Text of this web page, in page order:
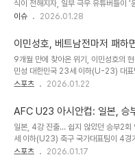
될 가능성을 보여줍니다. 예상치 못한
주인공인 응우옌 뚜안(19)은 친구들과
만, 하산 중 더위에 지쳐 일행과 떨어..
식이 전해지자, 일부 극우 유튜버들이 '
연관 짓는 음모론을 퍼뜨리고 있습니다.
라는 허황된 의혹을 제기하며, 고인의
으로 삼고 있습니다. 이러한 '패륜적
으로 악용되고 있으며, 마땅한 제재 방
대두되고 있습니다. '부정선거' 연루설,
우 유튜브 채널에서는 이해찬 전 총리가
21대 총선 당시 민주당이 1..
이슈 2026.01.28
이민성호, 베트남전마저 패하
팀 패배, 위기의 U-23 대표팀
9개월 만에 찾아온 위기, 이민성호의
민성 대한민국 23세 이하(U-23) 대표
다. 다른 아시아 팀들에 연이어 패하고
호의 미래는 더 불투명하다. 베트남전
축구대표팀은 오는 24일 0시(한국시간
킹 압둘라 스포츠 시티 홀 스타디움에
과 2026 아시아축구연맹(AFC) U-
다. 굴욕적인 한일전 패배와 그 의미이
스포츠 2026.01.22
AFC U23 아시안컵: 일본, 승
출! '김상식 매직' 베트남, 4연
일본, 4강 진출… 쉽지 않았던 승부2회
세 이하(U23) 축구 국가대표팀이 4경
부차기 끝에 가까스로 4강에 올랐다. '
스포츠 2026.01.17